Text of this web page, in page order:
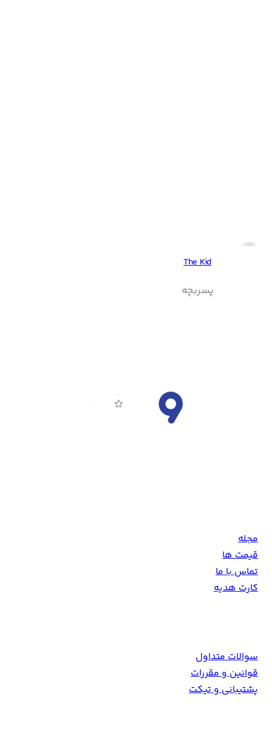
1921
The Kid
پسربچه
مجله
قیمت ها
تماس با ما
کارت هدیه
سوالات متداول
قوانین و مقررات
پشتیبانی و تیکت